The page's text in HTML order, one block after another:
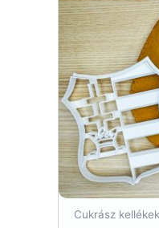
Cukrász kellékek